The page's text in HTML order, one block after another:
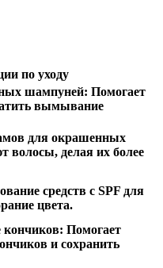
по уходу
шампуней: Помогает
вымывание
для окрашенных
волосы, делая их более
средств с SPF для
цвета.
кончиков: Помогает
и сохранить